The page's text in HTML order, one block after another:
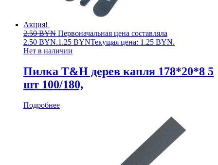
Акция!
2.50BYN Первоначальная цена составляла
2.50 BYN.1.25 BYNТекущая цена: 1.25 BYN.
Нет в наличии
Пилка T&H дерев капля 178*20*8 5
шт 100/180,
Подробнее